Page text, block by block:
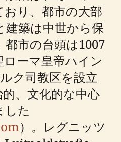
り、都市の大部
築は中世から保
市の台頭は1007
ーマ皇帝ハイン
ク司教区を設立
、文化的な中心
した
）。レグニッツ